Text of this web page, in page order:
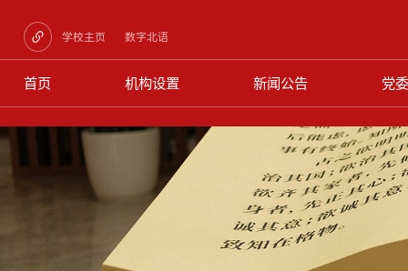
学校主页 数字北语
首页 机构设置 新闻公告 党